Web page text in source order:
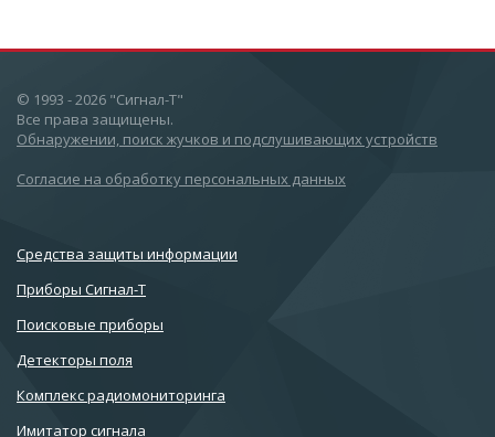
© 1993 - 2026 "Сигнал-Т"
Все права защищены.
Обнаружении, поиск жучков и подслушивающих устройств
Согласие на обработку персональных данных
Cредства защиты информации
Приборы Сигнал-Т
Поисковые приборы
Детекторы поля
Комплекс радиомониторинга
Имитатор сигнала